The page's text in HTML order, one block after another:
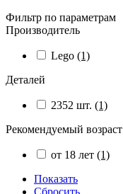
Фильтр по параметрам
Производитель
Lego (1)
Деталей
2352 шт. (1)
Рекомендуемый возраст
от 18 лет (1)
Показать
Сбросить